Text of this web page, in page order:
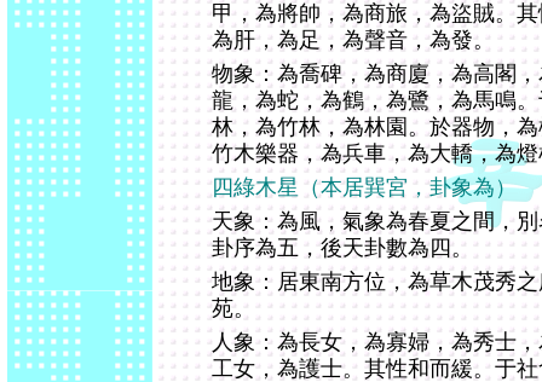
甲，為將帥，為商旅，為盜賊。
為肝，為足，為聲音，為發。
物象：為喬碑，為商廈，為高閣
龍，為蛇，為鶴，為鷺，為馬鳴
林，為竹林，為林園。於器物，
竹木樂器，為兵車，為大轎，為
四綠木星（本居巽宮，卦象為）
天象：為風，氣象為春夏之間，
卦序為五，後天卦數為四。
地象：居東南方位，為草木茂秀
苑。
人象：為長女，為寡婦，為秀士
工女，為護士。其性和而緩。于